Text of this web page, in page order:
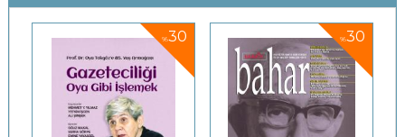
%30 %30